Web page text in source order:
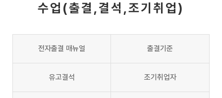
수업(출결,결석,조기취업)
전자출결 매뉴얼 출결기준
유고결석 조기취업자